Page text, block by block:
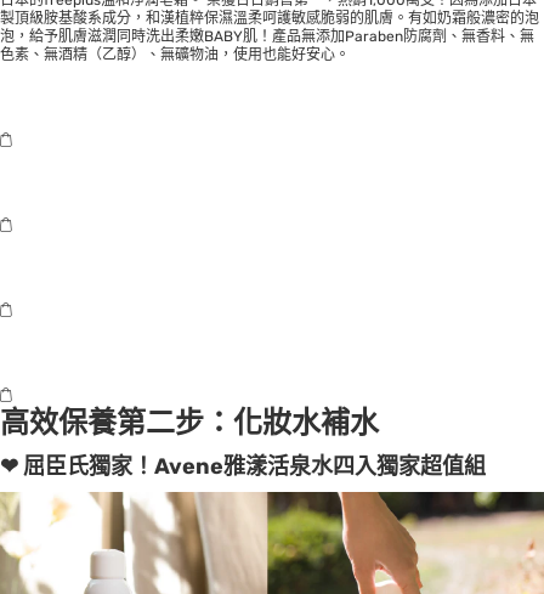
製頂級胺基酸系成分，和漢植粹保濕溫柔呵護敏感脆弱的肌膚。有如奶霜般濃密的泡
泡，給予肌膚滋潤同時洗出柔嫩BABY肌！產品無添加Paraben防腐劑、無香料、無
色素、無酒精（乙醇）、無礦物油，使用也能好安心。
高效保養第二步：化妝水補水
❤ 屈臣氏獨家！Avene雅漾活泉水四入獨家超值組